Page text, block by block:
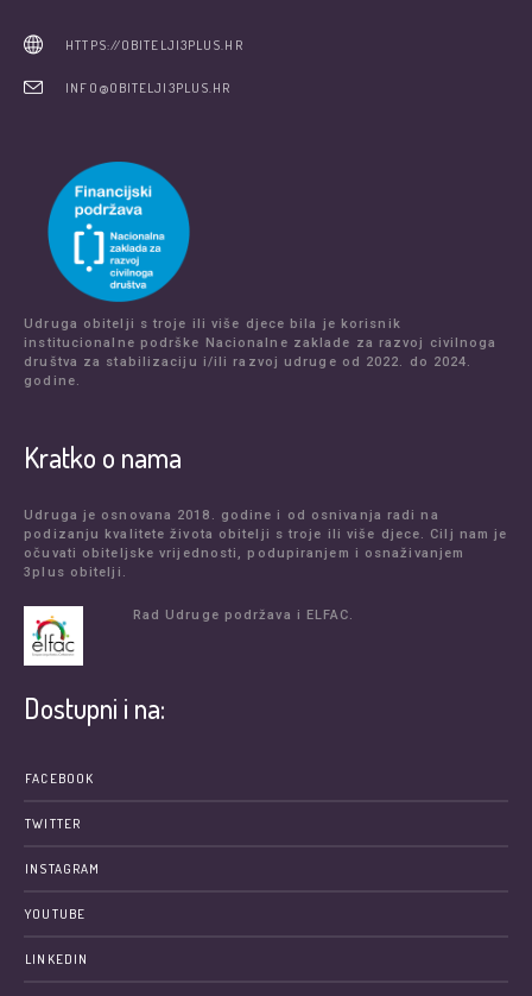
HTTPS://OBITELJI3PLUS.HR
INFO@OBITELJI3PLUS.HR
Udruga obitelji s troje ili više djece bila je korisnik
institucionalne podrške Nacionalne zaklade za razvoj civilnoga
društva za stabilizaciju i/ili razvoj udruge od 2022. do 2024.
godine.
Kratko o nama
Udruga je osnovana 2018. godine i od osnivanja radi na
podizanju kvalitete života obitelji s troje ili više djece. Cilj nam je
očuvati obiteljske vrijednosti, podupiranjem i osnaživanjem
3plus obitelji.
Rad Udruge podržava i ELFAC.
Dostupni i na:
FACEBOOK
TWITTER
INSTAGRAM
YOUTUBE
LINKEDIN